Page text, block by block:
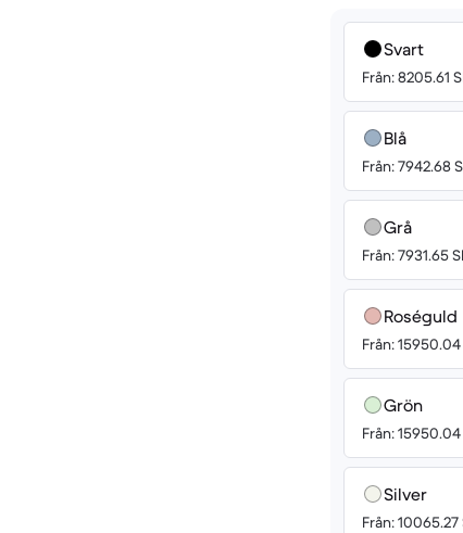
Svart
Från: 8205.61
Blå
Från: 7942.68
Grå
Från: 7931.65
Roséguld
Från: 15950.04
Grön
Från: 15950.04
Silver
Från: 10065.27